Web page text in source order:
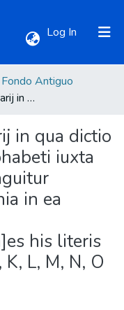
Log In (current)
Fondo Antiguo
Secunda pars dictionarij in qua dictio quelibet per literas alphabeti iuxta co[n]gruentia[m] distinguitur vtqua[m] facillime omnia in ea contenta reperia[n]tur co[n]tinetq[ue] dictio[n]es his literis incipientes E, F, G, H, I, K, L, M, N, O / [editu[m] pe
in qua dictio
iuxta
in ea
his literis
L, M, N, O